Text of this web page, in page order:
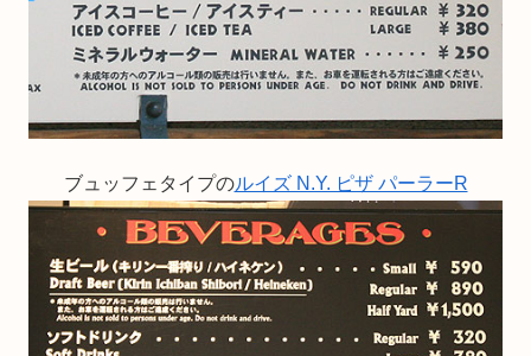
ブュッフェタイプのルイズ N.Y. ピザ パーラーR